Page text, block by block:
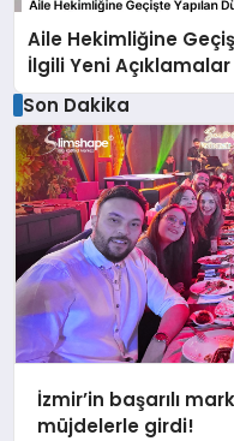
Aile Hekimliğine
İlgili Yeni Açıklamalar
Son Dakika
İzmir’in başarılı
müjdelerle girdi!